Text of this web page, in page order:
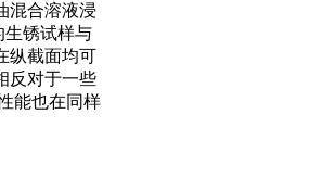
混合溶液浸
生锈试样与
纵截面均可
反对于一些
能也在同样